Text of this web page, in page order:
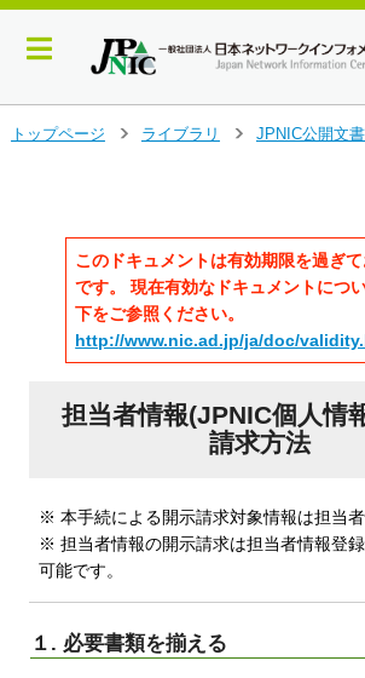
トップページ
ライブラリ
JPNIC公開文
このドキュメントは有効期限を過ぎ
です。 現在有効なドキュメントにつ
下をご参照ください。
http://www.nic.ad.jp/ja/doc/
担当者情報(JPNIC個人情
請求方法
※ 本手続による開示請求対象情報は担当者
※ 担当者情報の開示請求は担当者情報登
可能です。
１. 必要書類を揃える